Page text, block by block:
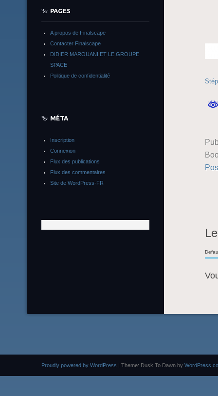
PAGES
A propos de Finalscape
Contacter Finalscape
DIDIER MAROUANI ET LE GROUPE
SPACE
Politique de confidentialité
MÉTA
Inscription
Connexion
Flux des publications
Flux des commentaires
Site de WordPress-FR
Proudly powered by WordPress | Theme: Dusk To Dawn by